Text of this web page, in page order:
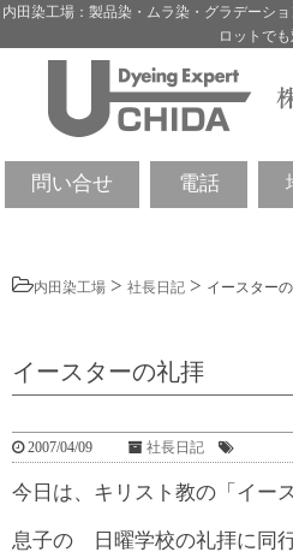
内田染工場：製品染・ムラ染・グラデーシ
ロットで
問い合せ 電話
内田染工場 > 社長日記 > イースター
イースターの礼拝
2007/04/09 社長日記
今日は、キリスト教の「イー
息子の 日曜学校の礼拝に同行